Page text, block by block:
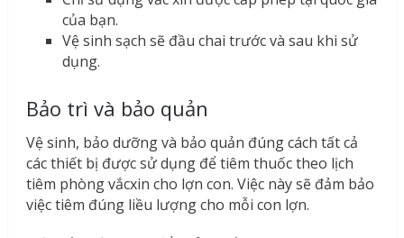
của bạn.
Vệ sinh sạch sẽ đầu chai trước và sau khi sử
dụng.
Bảo trì và bảo quản
Vệ sinh, bảo dưỡng và bảo quản đúng cách tất cả
các thiết bị được sử dụng để tiêm thuốc theo lịch
tiêm phòng vắcxin cho lợn con. Việc này sẽ đảm bảo
việc tiêm đúng liều lượng cho mỗi con lợn.